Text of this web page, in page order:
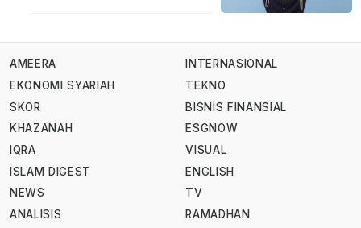
AMEERA
EKONOMI SYARIAH
SKOR
KHAZANAH
IQRA
ISLAM DIGEST
NEWS
ANALISIS
INTERNASIONAL
TEKNO
BISNIS FINANSIAL
ESGNOW
VISUAL
ENGLISH
TV
RAMADHAN